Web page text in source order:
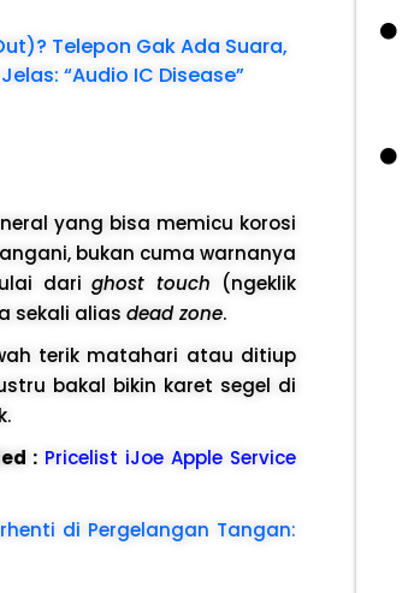
Telepon Gak Ada Suara,
“Audio IC Disease”
yang bisa memicu korosi
bukan cuma warnanya
darighost touch (ngeklik
sekali alias dead zone.
terik matahari atau ditiup
bakal bikin karet segel di
: Pricelist iJoe Apple Service
di Pergelangan Tangan: